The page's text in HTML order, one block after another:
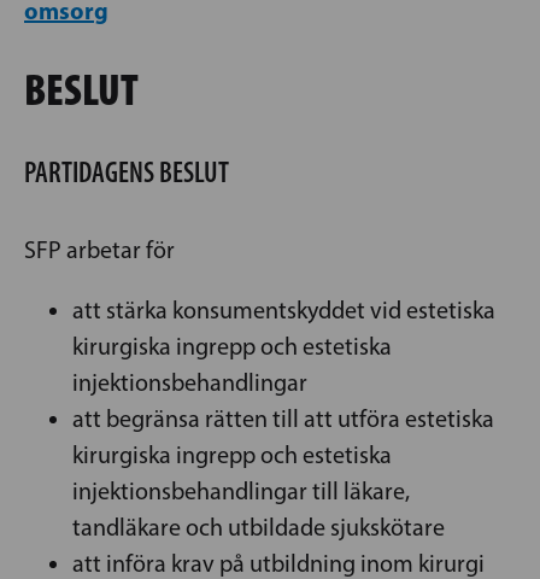
omsorg
BESLUT
PARTIDAGENS BESLUT
SFP arbetar för
att stärka konsumentskyddet vid estetiska
kirurgiska ingrepp och estetiska
injektionsbehandlingar
att begränsa rätten till att utföra estetiska
kirurgiska ingrepp och estetiska
injektionsbehandlingar till läkare,
tandläkare och utbildade sjukskötare
att införa krav på utbildning inom kirurgi